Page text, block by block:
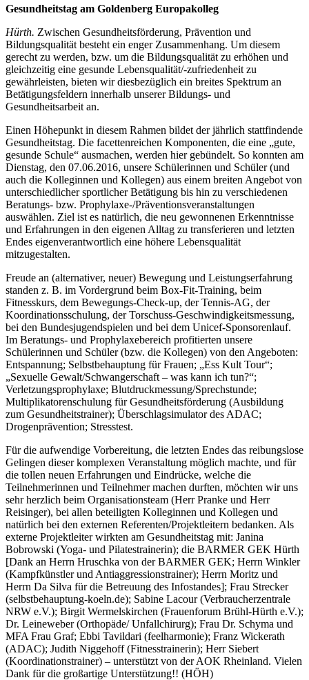
Gesundheitstag am Goldenberg Europakolleg
Hürth. Zwischen Gesundheitsförderung, Prävention und
Bildungsqualität besteht ein enger Zusammenhang. Um diesem
gerecht zu werden, bzw. um die Bildungsqualität zu erhöhen und
gleichzeitig eine gesunde Lebensqualität/-zufriedenheit zu
gewährleisten, bieten wir diesbezüglich ein breites Spektrum an
Betätigungsfeldern innerhalb unserer Bildungs- und
Gesundheitsarbeit an.
Einen Höhepunkt in diesem Rahmen bildet der jährlich stattfindende
Gesundheitstag. Die facettenreichen Komponenten, die eine „gute,
gesunde Schule“ ausmachen, werden hier gebündelt. So konnten am
Dienstag, den 07.06.2016, unsere Schülerinnen und Schüler (und
auch die Kolleginnen und Kollegen) aus einem breiten Angebot von
unterschiedlicher sportlicher Betätigung bis hin zu verschiedenen
Beratungs- bzw. Prophylaxe-/Präventionsveranstaltungen
auswählen. Ziel ist es natürlich, die neu gewonnenen Erkenntnisse
und Erfahrungen in den eigenen Alltag zu transferieren und letzten
Endes eigenverantwortlich eine höhere Lebensqualität
mitzugestalten.
Freude an (alternativer, neuer) Bewegung und Leistungserfahrung
standen z. B. im Vordergrund beim Box-Fit-Training, beim
Fitnesskurs, dem Bewegungs-Check-up, der Tennis-AG, der
Koordinationsschulung, der Torschuss-Geschwindigkeitsmessung,
bei den Bundesjugendspielen und bei dem Unicef-Sponsorenlauf.
Im Beratungs- und Prophylaxebereich profitierten unsere
Schülerinnen und Schüler (bzw. die Kollegen) von den Angeboten:
Entspannung; Selbstbehauptung für Frauen; „Ess Kult Tour“;
„Sexuelle Gewalt/Schwangerschaft – was kann ich tun?“;
Verletzungsprophylaxe; Blutdruckmessung/Sprechstunde;
Multiplikatorenschulung für Gesundheitsförderung (Ausbildung
zum Gesundheitstrainer); Überschlagsimulator des ADAC;
Drogenprävention; Stresstest.
Für die aufwendige Vorbereitung, die letzten Endes das reibungslose
Gelingen dieser komplexen Veranstaltung möglich machte, und für
die tollen neuen Erfahrungen und Eindrücke, welche die
Teilnehmerinnen und Teilnehmer machen durften, möchten wir uns
sehr herzlich beim Organisationsteam (Herr Pranke und Herr
Reisinger), bei allen beteiligten Kolleginnen und Kollegen und
natürlich bei den externen Referenten/Projektleitern bedanken. Als
externe Projektleiter wirkten am Gesundheitstag mit: Janina
Bobrowski (Yoga- und Pilatestrainerin); die BARMER GEK Hürth
[Dank an Herrn Hruschka von der BARMER GEK; Herrn Winkler
(Kampfkünstler und Antiaggressionstrainer); Herrn Moritz und
Herrn Da Silva für die Betreuung des Infostandes]; Frau Strecker
(selbstbehauptung-koeln.de); Sabine Lacour (Verbraucherzentrale
NRW e.V.); Birgit Wermelskirchen (Frauenforum Brühl-Hürth e.V.);
Dr. Leineweber (Orthopäde/ Unfallchirurg); Frau Dr. Schyma und
MFA Frau Graf; Ebbi Tavildari (feelharmonie); Franz Wickerath
(ADAC); Judith Niggehoff (Fitnesstrainerin); Herr Siebert
(Koordinationstrainer) – unterstützt von der AOK Rheinland. Vielen
Dank für die großartige Unterstützung!! (HÖH)